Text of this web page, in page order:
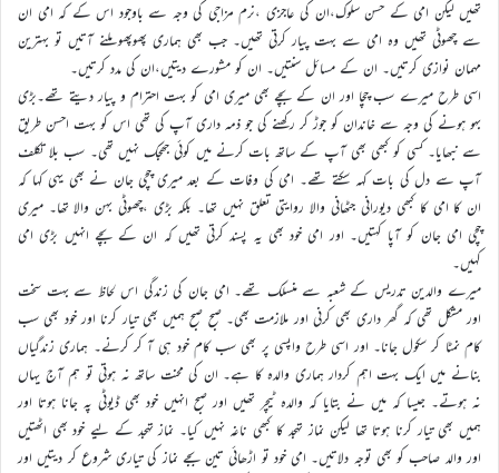
تھیں لیکن امی کے حسن سلوک،ان کی عاجزی ،نرم مزاجی کی وجہ سے باوجود اس کے کہ امی ان
سے چھوٹی تھیں وہ امی سے بہت پیار کرتی تھیں۔ جب بھی ہماری پھوپھو ملنے آتیں تو بہترین
مہمان نوازی کرتیں۔ ان کے مسائل سنتیں۔ ان کو مشورے دیتیں،ان کی مدد کرتیں۔
اسی طرح میرے سب چچا اور ان کے بچے بھی میری امی کو بہت احترام و پیار دیتے تھے۔بڑی
بہو ہونے کی وجہ سے خاندان کو جوڑ کر رکھنے کی جو ذمہ داری آپ کی تھی اس کو بہت احسن طریق
سے نبھایا۔ کسی کو کبھی بھی آپ کے ساتھ بات کرنے میں کوئی جھجک نہیں تھی۔ سب بلا تکلف
آپ سے دل کی بات کہہ سکتے تھے۔ امی کی وفات کے بعد میری چچی جان نے بھی یہی کہا کہ
ان کا امی کا کبھی دیورانی جٹھانی والا روایتی تعلق نہیں تھا۔ بلکہ بڑی ،چھوٹی بہن والا تھا۔ میری
چچی امی جان کو آپا کہتیں۔ اور امی خود بھی یہ پسند کرتی تھیں کہ ان کے بچے انہیں بڑی امی
کہیں۔
میرے والدین تدریس کے شعبہ سے منسلک تھے۔ امی جان کی زندگی اس لحاظ سے بہت سخت
اور مشکل تھی کہ گھر داری بھی کرنی اور ملازمت بھی۔ صبح صبح ہمیں بھی تیار کرنا اور خود بھی سب
کام نمٹا کر سکول جانا۔ اور اسی طرح واپسی پر بھی سب کام خود ہی آ کر کرنے۔ ہماری زندگیاں
بنانے میں ایک بہت اہم کردار ہماری والدہ کا ہے۔ ان کی محنت ساتھ نہ ہوتی تو ہم آج یہاں
نہ ہوتے۔ جیسا کہ میں نے بتایا کہ والدہ ٹیچر تھیں اور صبح انہیں خود بھی ڈیوٹی پہ جانا ہوتا اور
ہمیں بھی تیار کرنا ہوتا تھا لیکن نماز تہجد کا کبھی ناغہ نہیں کیا۔ نماز تہجد کے لیے خود بھی اٹھتیں
اور والد صاحب کو بھی توجہ دلاتیں۔ امی خود تو اڑھائی تین بجے نماز کی تیاری شروع کر دیتیں اور